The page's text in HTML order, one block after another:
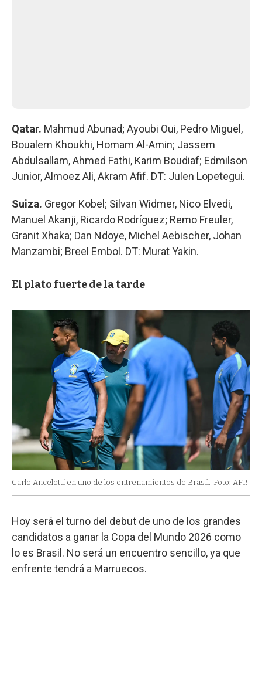
Qatar. Mahmud Abunad; Ayoubi Oui, Pedro Miguel,
Boualem Khoukhi, Homam Al-Amin; Jassem
Abdulsallam, Ahmed Fathi, Karim Boudiaf; Edmilson
Junior, Almoez Ali, Akram Afif. DT: Julen Lopetegui.
Suiza. Gregor Kobel; Silvan Widmer, Nico Elvedi,
Manuel Akanji, Ricardo Rodríguez; Remo Freuler,
Granit Xhaka; Dan Ndoye, Michel Aebischer, Johan
Manzambi; Breel Embol. DT: Murat Yakin.
El plato fuerte de la tarde
Carlo Ancelotti en uno de los entrenamientos de Brasil. Foto: AFP.
Hoy será el turno del debut de uno de los grandes
candidatos a ganar la Copa del Mundo 2026 como
lo es Brasil. No será un encuentro sencillo, ya que
enfrente tendrá a Marruecos.